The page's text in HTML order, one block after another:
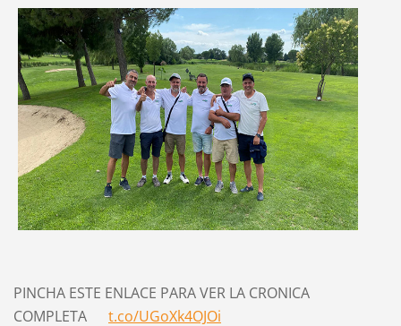
PINCHA ESTE ENLACE PARA VER LA CRONICA
COMPLETA t.co/UGoXk4OJOi